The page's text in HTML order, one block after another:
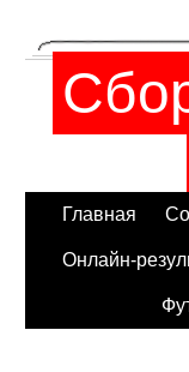
Главная
Онлайн-